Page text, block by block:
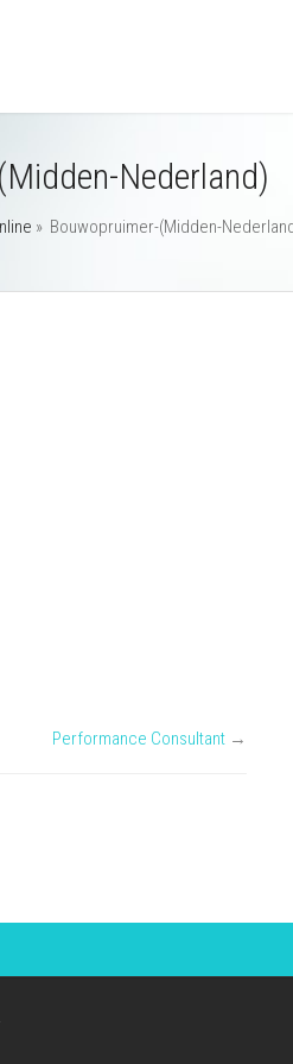
Nederland)
» Bouwopruimer-(Midden-
Performance Consultant →